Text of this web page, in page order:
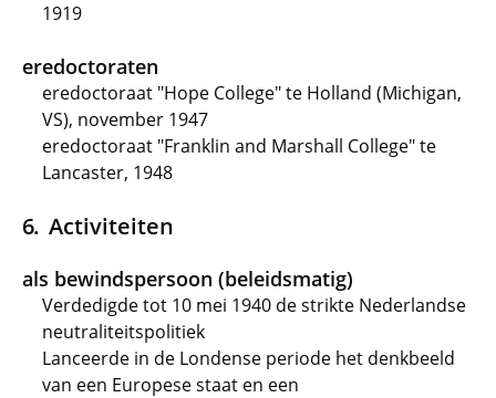
1919
eredoctoraten
eredoctoraat "Hope College" te Holland (Michigan,
VS), november 1947
eredoctoraat "Franklin and Marshall College" te
Lancaster, 1948
Activiteiten
als bewindspersoon (beleidsmatig)
Verdedigde tot 10 mei 1940 de strikte Nederlandse
neutraliteitspolitiek
Lanceerde in de Londense periode het denkbeeld
van een Europese staat en een